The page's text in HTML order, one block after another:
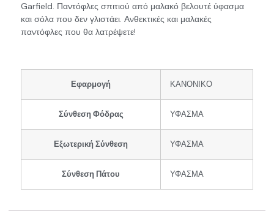
Garfield. Παντόφλες σπιτιού από μαλακό βελουτέ ύφασμα
και σόλα που δεν γλιστάει. Ανθεκτικές και μαλακές
παντόφλες που θα λατρέψετε!
Εφαρμογή ΚΑΝΟΝΙΚΟ
Σύνθεση Φόδρας ΥΦΑΣΜΑ
Εξωτερική Σύνθεση ΥΦΑΣΜΑ
Σύνθεση Πάτου ΥΦΑΣΜΑ